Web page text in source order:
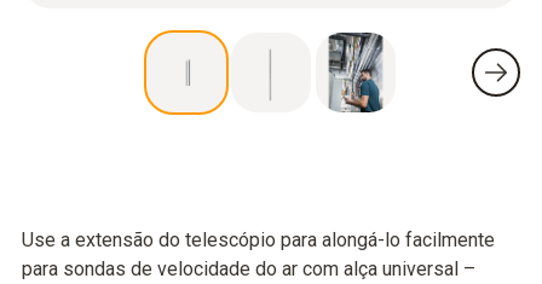
Use a extensão do telescópio para alongá-lo facilmente
para sondas de velocidade do ar com alça universal –